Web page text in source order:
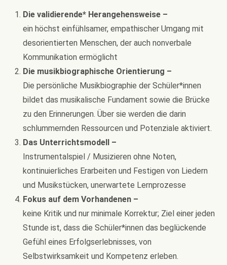
Die validierende* Herangehensweise –
ein höchst einfühlsamer, empathischer Umgang mit
desorientierten Menschen, der auch nonverbale
Kommunikation ermöglicht
Die musikbiographische Orientierung –
Die persönliche Musikbiographie der Schüler*innen
bildet das musikalische Fundament sowie die Brücke
zu den Erinnerungen. Über sie werden die darin
schlummernden Ressourcen und Potenziale aktiviert.
Das Unterrichtsmodell –
Instrumentalspiel / Musizieren ohne Noten,
kontinuierliches Erarbeiten und Festigen von Liedern
und Musikstücken, unerwartete Lernprozesse
Fokus auf dem Vorhandenen –
keine Kritik und nur minimale Korrektur; Ziel einer jeden
Stunde ist, dass die Schüler*innen das beglückende
Gefühl eines Erfolgserlebnisses, von
Selbstwirksamkeit und Kompetenz erleben.